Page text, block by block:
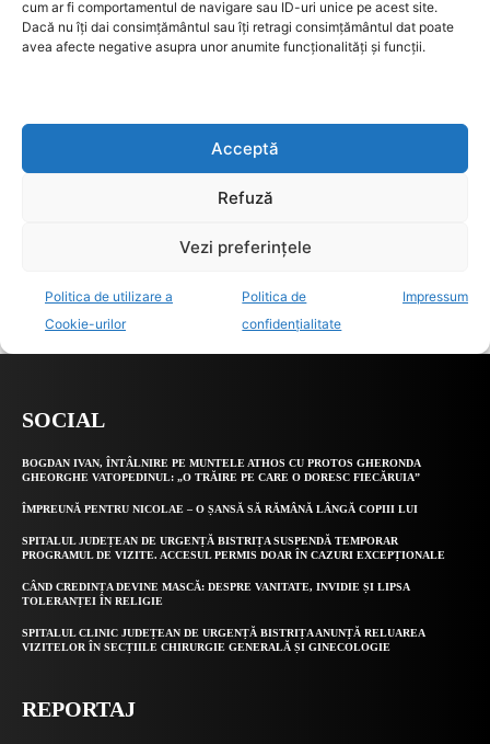
SOCIAL
BOGDAN IVAN, ÎNTÂLNIRE PE MUNTELE ATHOS CU PROTOS GHERONDA
GHEORGHE VATOPEDINUL: „O TRĂIRE PE CARE O DORESC FIECĂRUIA”
ÎMPREUNĂ PENTRU NICOLAE – O ȘANSĂ SĂ RĂMÂNĂ LÂNGĂ COPIII LUI
SPITALUL JUDEȚEAN DE URGENȚĂ BISTRIȚA SUSPENDĂ TEMPORAR
PROGRAMUL DE VIZITE. ACCESUL PERMIS DOAR ÎN CAZURI EXCEPȚIONALE
CÂND CREDINȚA DEVINE MASCĂ: DESPRE VANITATE, INVIDIE ȘI LIPSA
TOLERANȚEI ÎN RELIGIE
SPITALUL CLINIC JUDEȚEAN DE URGENȚĂ BISTRIȚA ANUNȚĂ RELUAREA
VIZITELOR ÎN SECȚIILE CHIRURGIE GENERALĂ ȘI GINECOLOGIE
REPORTAJ